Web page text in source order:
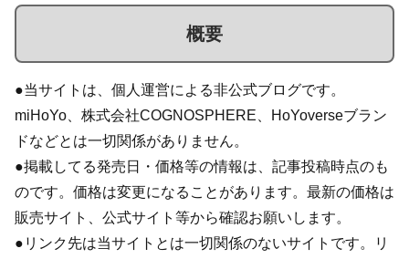
概要
●当サイトは、個人運営による非公式ブログです。
miHoYo、株式会社COGNOSPHERE、HoYoverseブラン
ドなどとは一切関係がありません。
●掲載してる発売日・価格等の情報は、記事投稿時点のも
のです。価格は変更になることがあります。最新の価格は
販売サイト、公式サイト等から確認お願いします。
●リンク先は当サイトとは一切関係のないサイトです。リ